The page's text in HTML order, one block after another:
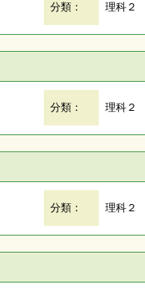
分類： 理科２
分類： 理科２
分類： 理科２